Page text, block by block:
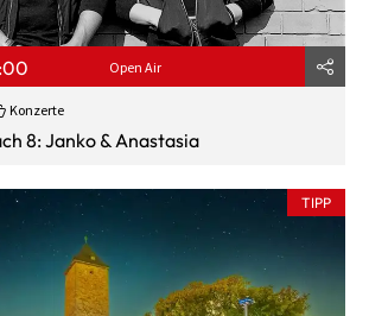
Konzerte
Open Air
8: Janko & Anastasia
TIPP